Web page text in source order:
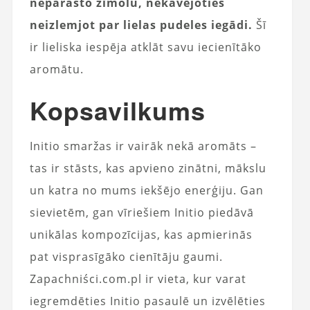
neizlemjot par lielas pudeles iegādi. Šī
ir lieliska iespēja atklāt savu iecienītāko
aromātu.
Kopsavilkums
Initio smaržas ir vairāk nekā aromāts –
tas ir stāsts, kas apvieno zinātni, mākslu
un katra no mums iekšējo enerģiju. Gan
sievietēm, gan vīriešiem Initio piedāvā
unikālas kompozīcijas, kas apmierinās
pat visprasīgāko cienītāju gaumi.
Zapachniści.com.pl ir vieta, kur varat
iegremdēties Initio pasaulē un izvēlēties